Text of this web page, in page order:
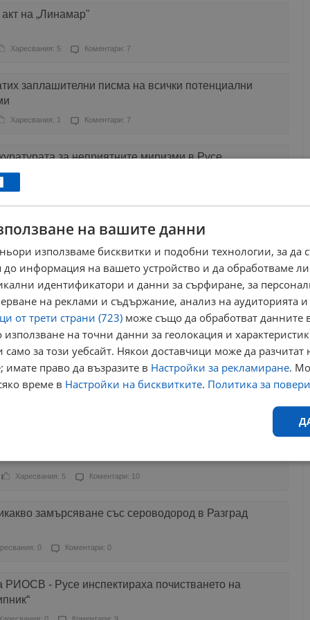
на „Линамар"
Харесвания: 5 Коментари: 7
заплашителни писма на всички потенциални
Харесвания: 1 Коментари: 7
за неприятните миризми в Русе
Харесвания: 1
Не сме съгласни с позицията на директора на
Харесвания: 5
на въздуха в Русе
Харесвания: 0 Коментари: 34
към обострената чувствителност на
Харесвания: 5 Коментари: 10
замърсяване със сероводород в Разград
0 Коментари: 0
РИОСВ - Русе инспектираха почистването на
на вашите данни
използваме бисквитки и подобни технологии, за да
до информация на вашето устройство и да обработваме
идентификатори и данни за сърфиране, за
на реклами и съдържание, анализ на аудиторията
от трети страни (723) може също да обработват данните
на точни данни за геолокация и
за този уебсайт. Някои доставчици може да разчитат
имате право да възразите в Настройки за рекламиране.
време в Настройки на бисквитките. Политика за
Ефективност Таргетиране Функционалност
позволяват основната функционалност на уебсайта, като потребителско
може да се използва правилно без строго необходими бисквитки.